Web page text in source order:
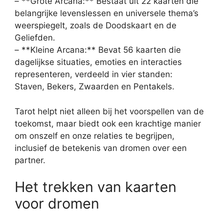
belangrijke levenslessen en universele thema’s
weerspiegelt, zoals de Doodskaart en de
Geliefden.
– **Kleine Arcana:** Bevat 56 kaarten die
dagelijkse situaties, emoties en interacties
representeren, verdeeld in vier standen:
Staven, Bekers, Zwaarden en Pentakels.
Tarot helpt niet alleen bij het voorspellen van de
toekomst, maar biedt ook een krachtige manier
om onszelf en onze relaties te begrijpen,
inclusief de betekenis van dromen over een
partner.
Het trekken van kaarten
voor dromen